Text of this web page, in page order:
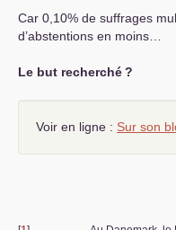
Car 0,10% de suffrages
d’abstentions en moins…
Le but recherché?
Voir en ligne : Sur son